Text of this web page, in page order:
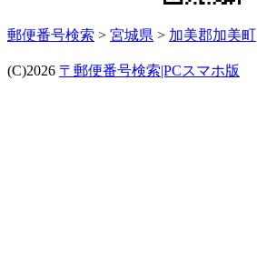
郵便番号検索 > 宮城県 > 加美郡加美町
(C)2026 〒郵便番号検索|PCスマホ版